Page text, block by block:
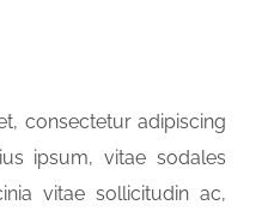
consectetur adipiscing
ipsum, vitae sodales
vitae sollicitudin ac,